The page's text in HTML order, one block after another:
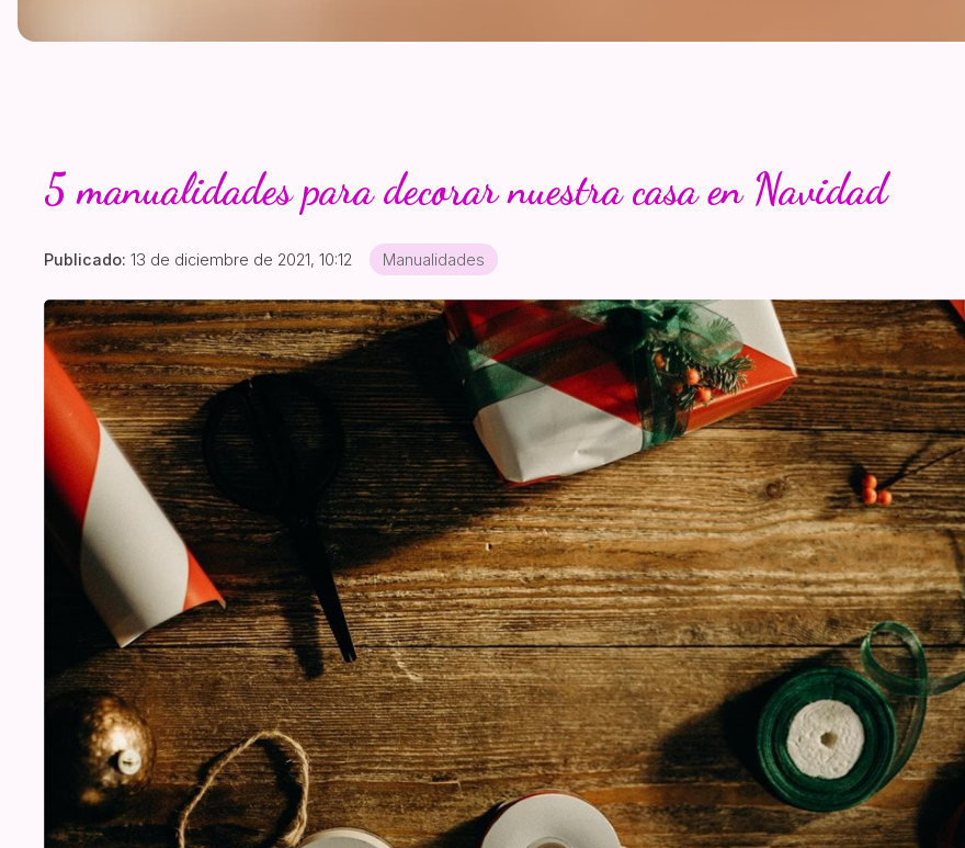
5 manualidades para decorar nuestra casa en Navidad
Publicado: 13 de diciembre de 2021, 10:12 Manualidades